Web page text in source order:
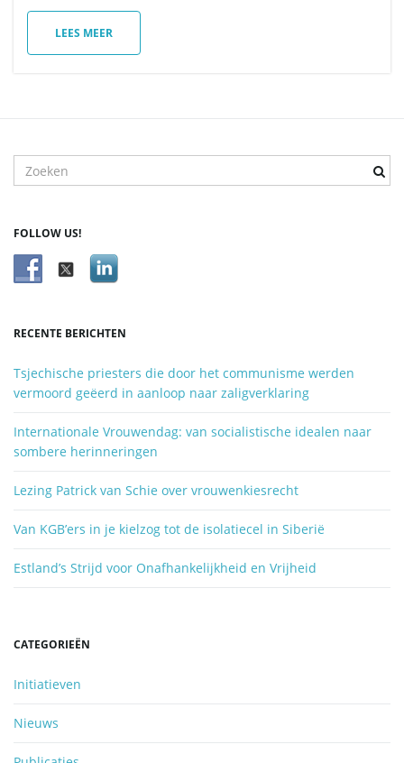
g
LEES MEER
r
o
z
e
k
n
.
FOLLOW US!
RECENTE BERICHTEN
Tsjechische priesters die door het communisme werden
vermoord geëerd in aanloop naar zaligverklaring
Internationale Vrouwendag: van socialistische idealen naar
sombere herinneringen
Lezing Patrick van Schie over vrouwenkiesrecht
Van KGB’ers in je kielzog tot de isolatiecel in Siberië
Estland’s Strijd voor Onafhankelijkheid en Vrijheid
CATEGORIEËN
Initiatieven
Nieuws